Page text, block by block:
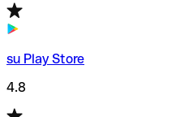
su Play Store
4.8